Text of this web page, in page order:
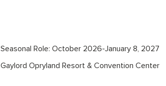
Gaylord Opryland Resort & Convention Center
Seasonal Role: October 2026-January 8, 2027